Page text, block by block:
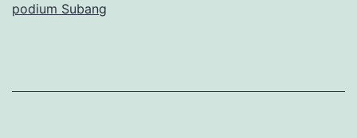
podium Subang